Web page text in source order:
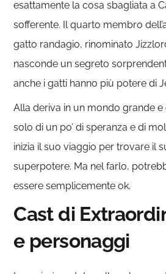
esattamente la cosa sbagliata a
sofferente. Il quarto membro
gatto randagio, rinominato
nasconde un segreto
anche i gatti hanno più potere di
Alla deriva in un mondo grande
solo di un po’ di speranza e di
inizia il suo viaggio per trovare il
superpotere. Ma nel farlo,
essere semplicemente ok.
Cast di
e personaggi